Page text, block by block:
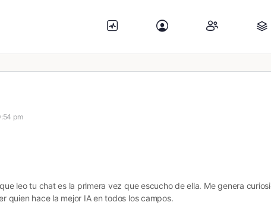
pm
leo tu chat es la primera vez que escucho de ella. Me genera
quien hace la mejor IA en todos los campos.